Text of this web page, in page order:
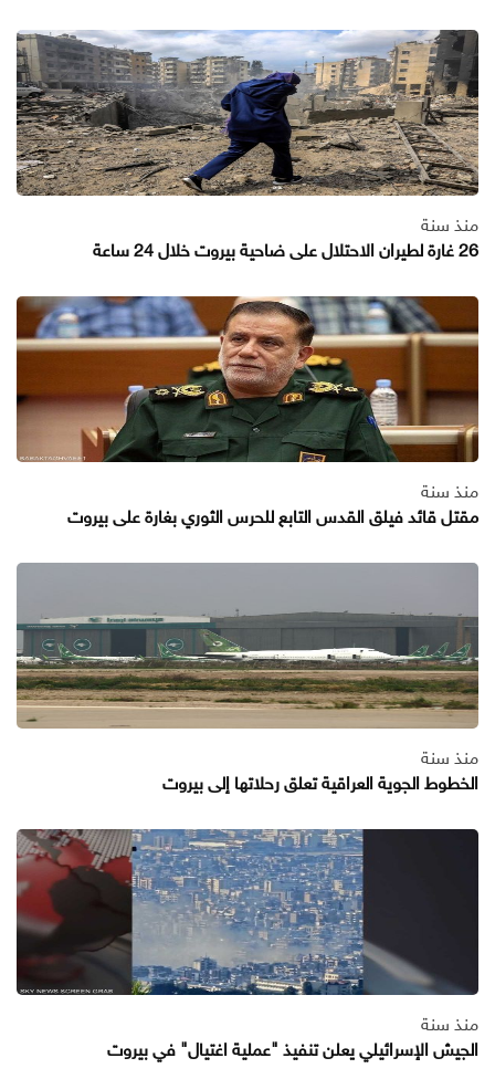
منذ سنة
26 غارة لطيران الاحتلال على ضاحية بيروت خلال 24 ساعة
منذ سنة
مقتل قائد فيلق القدس التابع للحرس الثوري بغارة على بيروت
منذ سنة
الخطوط الجوية العراقية تعلق رحلاتها إلى بيروت
منذ سنة
الجيش الإسرائيلي يعلن تنفيذ "عملية اغتيال" في بيروت